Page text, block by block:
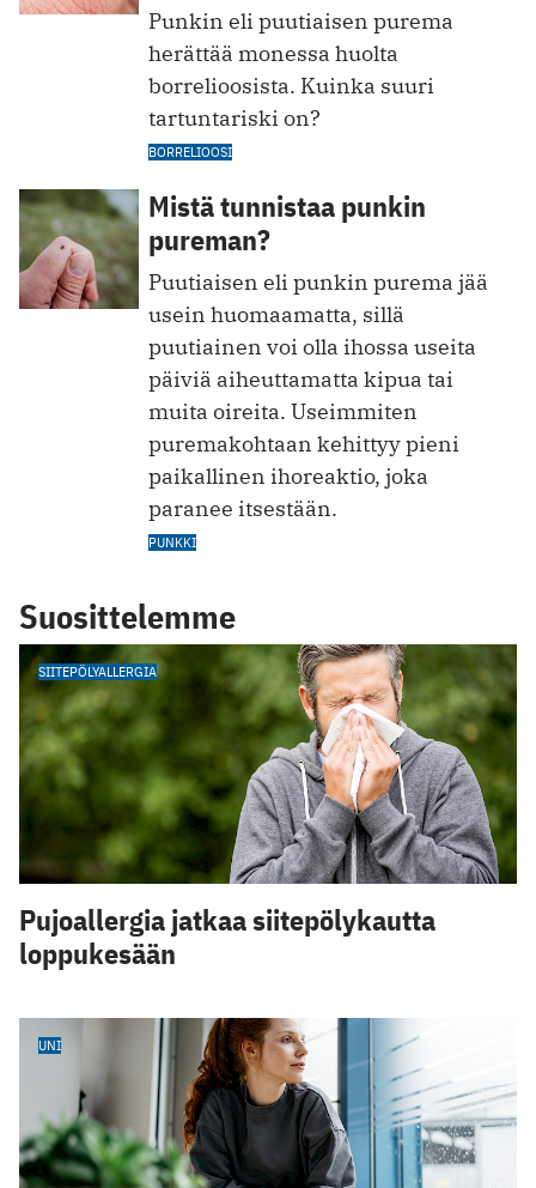
Punkin eli puutiaisen purema
herättää monessa huolta
borrelioosista. Kuinka suuri
tartuntariski on?
BORRELIOOSI
Mistä tunnistaa punkin
pureman?
Puutiaisen eli punkin purema jää
usein huomaamatta, sillä
puutiainen voi olla ihossa useita
päiviä aiheuttamatta kipua tai
muita oireita. Useimmiten
puremakohtaan kehittyy pieni
paikallinen ihoreaktio, joka
paranee itsestään.
PUNKKI
Suosittelemme
SIITEPÖLYALLERGIA
Pujoallergia jatkaa siitepölykautta
loppukesään
UNI